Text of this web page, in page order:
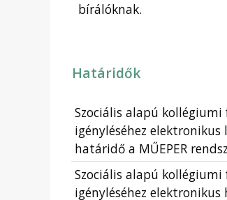
bírálóknak.
Határidők
Szociális alapú kollégiumi
igényléséhez elektronikus
határidő a MŰEPER
Szociális alapú kollégiumi
igényléséhez